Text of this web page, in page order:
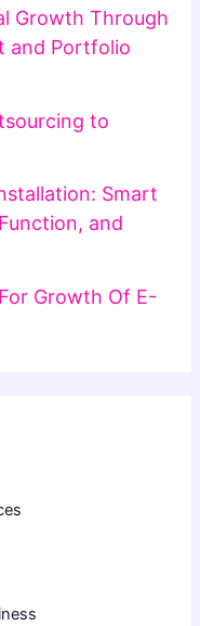
Growth Through
and Portfolio
to
Smart
and
Growth Of E-